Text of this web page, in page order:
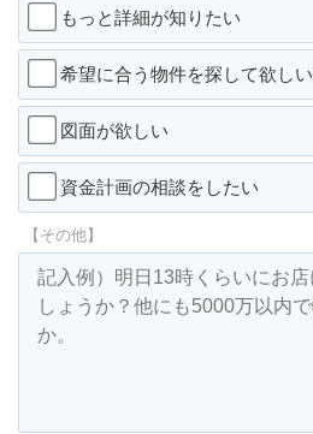
もっと詳細が知りたい
希望に合う物件を探して欲しい
図面が欲しい
資金計画の相談をしたい
【その他】